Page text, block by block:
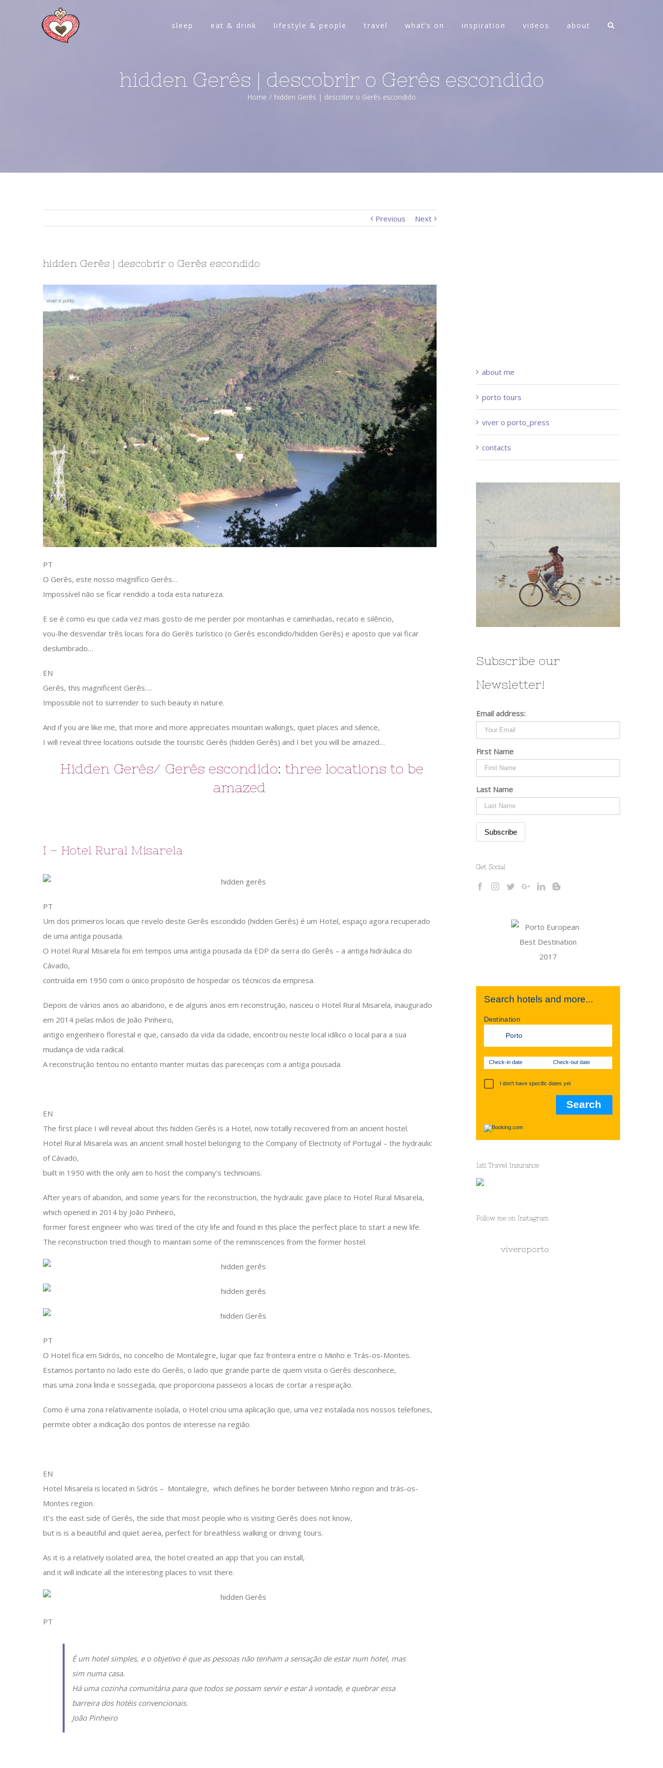
sleep eat & drink lifestyle & people travel what’s on inspiration videos about
hidden Gerês | descobrir o Gerês escondido
Home / hidden Gerês | descobrir o Gerês escondido
Previous Next
hidden Gerês | descobrir o Gerês escondido
PT
O Gerês, este nosso magnífico Gerês…
Impossível não se ficar rendido a toda esta natureza.
E se é como eu que cada vez mais gosto de me perder por montanhas e caminhadas, recato e silêncio,
vou-lhe desvendar três locais fora do Gerês turístico (o Gerês escondido/hidden Gerês) e aposto que vai ficar
deslumbrado…
EN
Gerês, this magnificent Gerês….
Impossible not to surrender to such beauty in nature.
And if you are like me, that more and more appreciates mountain walkings, quiet places and silence,
I will reveal three locations outside the touristic Gerês (hidden Gerês) and I bet you will be amazed…
Hidden Gerês/ Gerês escondido: three locations to be
amazed
I – Hotel Rural Misarela
PT
Um dos primeiros locais que revelo deste Gerês escondido (hidden Gerês) é um Hotel, espaço agora recuperado
de uma antiga pousada.
O Hotel Rural Misarela foi em tempos uma antiga pousada da EDP da serra do Gerês – a antiga hidráulica do
Cávado,
contruída em 1950 com o único propósito de hospedar os técnicos da empresa.
Depois de vários anos ao abandono, e de alguns anos em reconstrução, nasceu o Hotel Rural Misarela, inaugurado
em 2014 pelas mãos de João Pinheiro,
antigo engenheiro florestal e que, cansado da vida da cidade, encontrou neste local idílico o local para a sua
mudança de vida radical.
A reconstrução tentou no entanto manter muitas das parecenças com a antiga pousada.
EN
The first place I will reveal about this hidden Gerês is a Hotel, now totally recovered from an ancient hostel.
Hotel Rural Misarela was an ancient small hostel belonging to the Company of Electricity of Portugal – the hydraulic
of Cávado,
built in 1950 with the only aim to host the company’s technicians.
After years of abandon, and some years for the reconstruction, the hydraulic gave place to Hotel Rural Misarela,
which opened in 2014 by João Pinheiro,
former forest engineer who was tired of the city life and found in this place the perfect place to start a new life.
The reconstruction tried though to maintain some of the reminiscences from the former hostel.
PT
O Hotel fica em Sidrós, no concelho de Montalegre, lugar que faz fronteira entre o Minho e Trás-os-Montes.
Estamos portanto no lado este do Gerês, o lado que grande parte de quem visita o Gerês desconhece,
mas uma zona linda e sossegada, que proporciona passeios a locais de cortar a respiração.
Como é uma zona relativamente isolada, o Hotel criou uma aplicação que, uma vez instalada nos nossos telefones,
permite obter a indicação dos pontos de interesse na região.
EN
Hotel Misarela is located in Sidrós – Montalegre, which defines he border between Minho region and trás-os-
Montes region.
It’s the east side of Gerês, the side that most people who is visiting Gerês does not know,
but is is a beautiful and quiet aerea, perfect for breathless walking or driving tours.
As it is a relatively isolated area, the hotel created an app that you can install,
and it will indicate all the interesting places to visit there.
PT
É um hotel simples, e o objetivo é que as pessoas não tenham a sensação de estar num hotel, mas
sim numa casa.
Há uma cozinha comunitária para que todos se possam servir e estar à vontade, e quebrar essa
barreira dos hotéis convencionais.
João Pinheiro
about me
porto tours
viver o porto_press
contacts
Subscribe our
Newsletter!
Email address:
First Name
Last Name
Get Social
Search hotels and more...
Destination
Check-in date Check-out date
I don't have specific dates yet
Iati Travel Insurance
Follow me on Instagram
viveroporto